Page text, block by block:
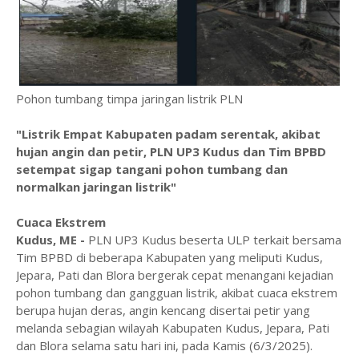
Pohon tumbang timpa jaringan listrik PLN
"Listrik Empat Kabupaten padam serentak, akibat
hujan angin dan petir, PLN UP3 Kudus dan Tim BPBD
setempat sigap tangani pohon tumbang dan
normalkan jaringan listrik"
Cuaca Ekstrem
Kudus, ME - PLN UP3 Kudus beserta ULP terkait bersama
Tim BPBD di beberapa Kabupaten yang meliputi Kudus,
Jepara, Pati dan Blora bergerak cepat menangani kejadian
pohon tumbang dan gangguan listrik, akibat cuaca ekstrem
berupa hujan deras, angin kencang disertai petir yang
melanda sebagian wilayah Kabupaten Kudus, Jepara, Pati
dan Blora selama satu hari ini, pada Kamis (6/3/2025).